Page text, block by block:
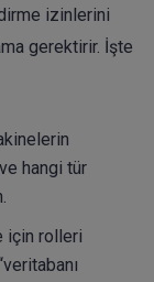
izinlerini
gerektirir. İşte
hangi tür
için rolleri